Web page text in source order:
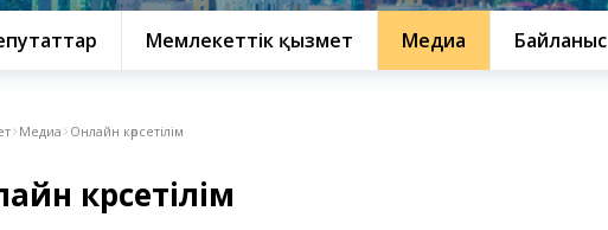
Мемлекеттік қызмет Медиа Байланыс
Медиа Онлайн көрсетілім
көрсетілім